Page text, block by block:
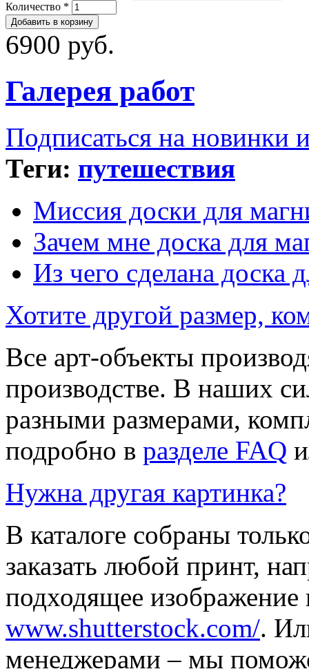
Количество *
6900 руб.
Галерея работ
Подписаться на новинки
Теги: путешествия
Миссия доски для
Зачем мне доска для
Из чего сделана доска
Хотите другой размер,
Все арт-объекты
производстве. В наших
разными размерами,
подробно в разделе FAQ
Нужна другая картинка?
В каталоге собраны
заказать любой принт,
подходящее изображение
www.shutterstock.com/.
менеджерами – мы